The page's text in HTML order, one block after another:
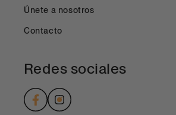
Únete a nosotros
Contacto
Redes sociales
FacebookInstagram